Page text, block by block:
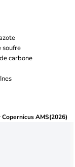
soufre
carbone
Copernicus AMS(2026)